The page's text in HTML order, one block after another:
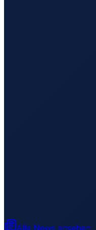
Alle News ansehen